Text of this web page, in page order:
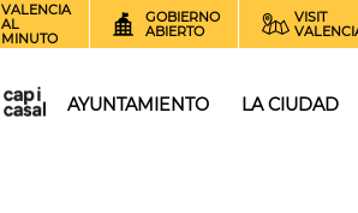
VALENCIA
AL
MINUTO
GOBIERNO
ABIERTO
VISIT
AYUNTAMIENTO LA CIUDAD